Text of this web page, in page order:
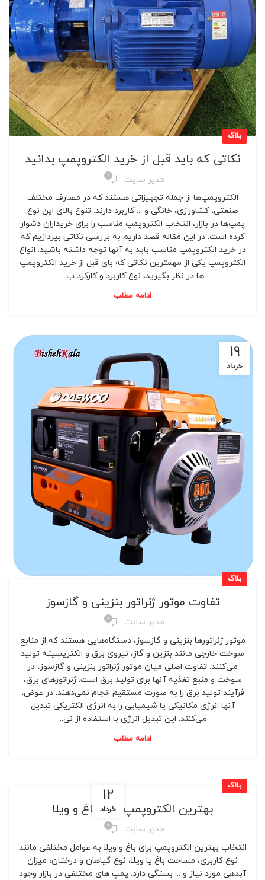
بلاگ
نکاتی که باید قبل از خرید الکتروپمپ بدانید
مدیر سایت 0
الکتروپمپ‌ها از جمله تجهیزاتی هستند که در مصارف مختلف
صنعتی، کشاورزی، خانگی و ... کاربرد دارند. تنوع بالای این نوع
پمپ‌ها در بازار، انتخاب الکتروپمپ مناسب را برای خریداران دشوار
کرده است. در این مقاله قصد داریم به بررسی نکاتی بپردازیم که
در خرید الکتروپمپ مناسب باید به آنها توجه داشته باشید. انواع
الکتروپمپ یکی از مهمترین نکاتی که بای قبل از خرید الکتروپمپ
ها در نظر بگیرید، نوع کاربرد و کارکرد ب...
ادامه مطلب
19
خرداد
بلاگ
تفاوت موتور ژنراتور بنزینی و گازسوز
مدیر سایت 0
موتور ژنراتورها بنزینی و گازسوز، دستگاه‌هایی هستند که از منابع
سوخت خارجی مانند بنزین و گاز، نیروی برق و الکتریسیته تولید
می‌کنند. تفاوت اصلی میان موتور ژنراتور بنزینی و گازسوز، در
سوخت و منبع تغذیه آنها برای تولید برق است. ژنراتورهای برق،
فرآیند تولید برق را به صورت مستقیم انجام نمی‌دهند. در عوض،
آنها انرژی مکانیکی یا شیمیایی را به انرژی الکتریکی تبدیل
می‌کنند. این تبدیل انرژی با استفاده از نی...
ادامه مطلب
12
خرداد
بلاگ
بهترین الکتروپمپ برای باغ و ویلا
مدیر سایت 0
انتخاب بهترین الکتروپمپ برای باغ و ویلا به عوامل مختلفی مانند
نوع کاربری، مساحت باغ یا ویلا، نوع گیاهان و درختان، میزان
آبدهی مورد نیاز و ... بستگی دارد. پمپ های مختلفی در بازار وجود